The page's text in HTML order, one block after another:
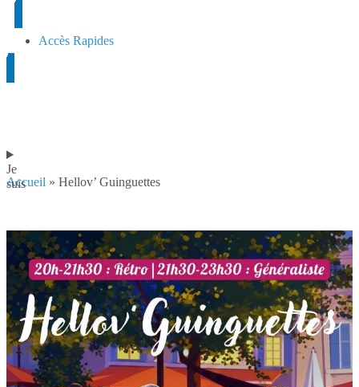
Accès Rapides
Je
suis
Accueil » Hellov’ Guinguettes